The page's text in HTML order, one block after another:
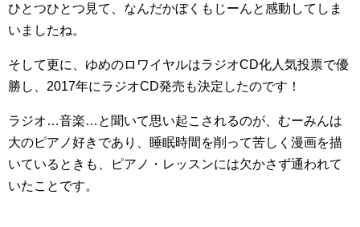
ひとつひとつ見て、なんだかぼくもじーんと感動してしま
いましたね。
そして更に、ゆめのロワイヤルはラジオCD化人気投票で優
勝し、2017年にラジオCD発売も決定したのです！
ラジオ…音楽…と聞いて思い起こされるのが、むーみんは
大のピアノ好きであり、睡眠時間を削って苦しく漫画を描
いているときも、ピアノ・レッスンには欠かさず通われて
いたことです。